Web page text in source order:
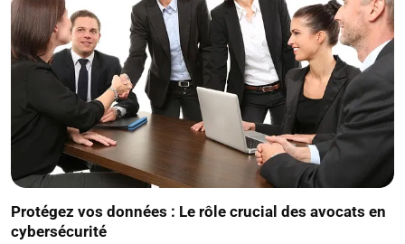
Protégez vos données : Le rôle crucial des avocats en
cybersécurité